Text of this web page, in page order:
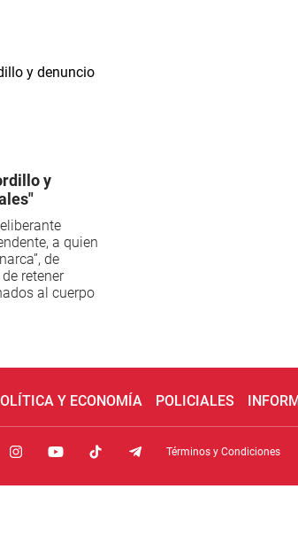
y
a quien
de
retener
al cuerpo
Y ECONOMÍA POLICIALES
Términos y Condiciones